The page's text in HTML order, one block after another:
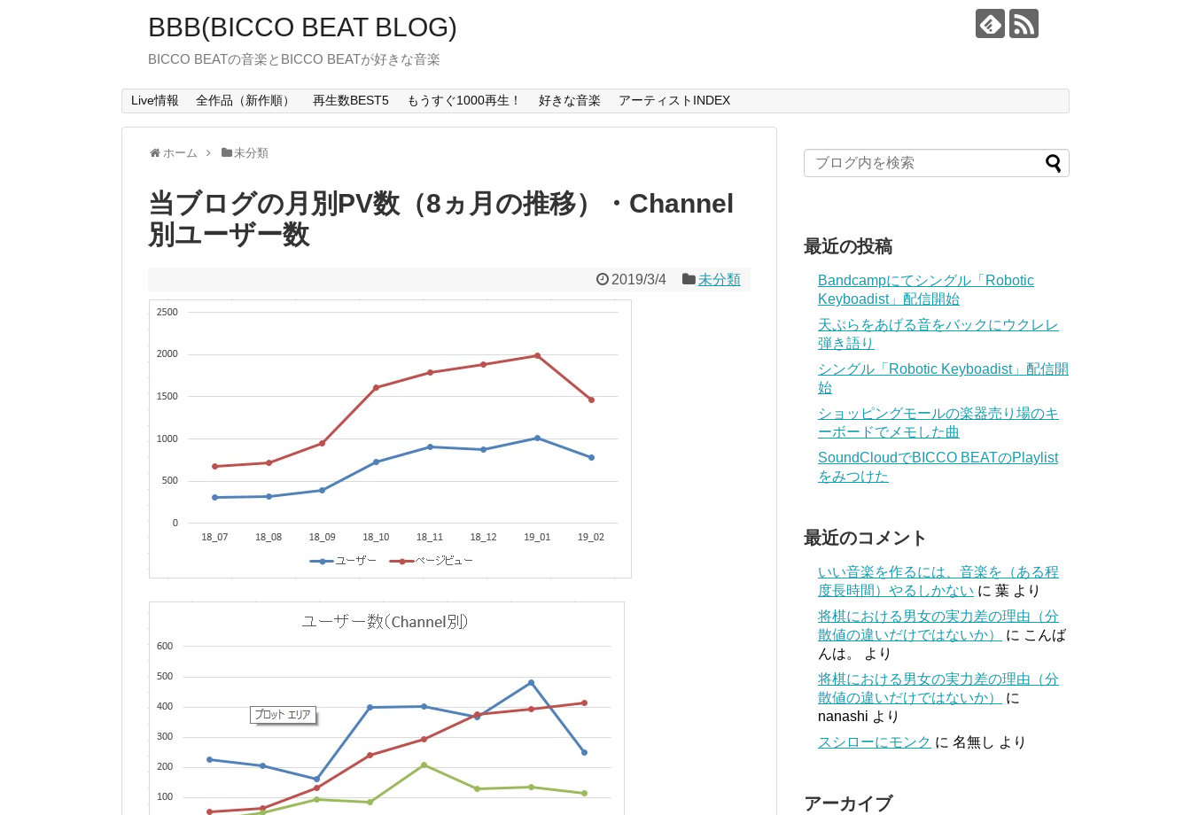
BBB(BICCO BEAT BLOG)
BICCO BEATの音楽とBICCO BEATが好きな音楽
Live情報 全作品（新作順） 再生数BEST5 もうすぐ1000再生！ 好きな音楽 アーティストINDEX
ホーム 未分類
当ブログの月別PV数（8ヵ月の推移）・Channel
別ユーザー数
2019/3/4 未分類
最近の投稿
Bandcampにてシングル「Robotic
Keyboadist」配信開始
天ぷらをあげる音をバックにウクレレ
弾き語り
シングル「Robotic Keyboadist」配信開
始
ショッピングモールの楽器売り場のキ
ーボードでメモした曲
SoundCloudでBICCO BEATのPlaylist
をみつけた
最近のコメント
いい音楽を作るには、音楽を（ある程
度長時間）やるしかない に 葉 より
将棋における男女の実力差の理由（分
散値の違いだけではないか）
に こんば
んは。
より
将棋における男女の実力差の理由（分
散値の違いだけではないか）
に
nanashi より
スシローにモンク に 名無し より
アーカイブ